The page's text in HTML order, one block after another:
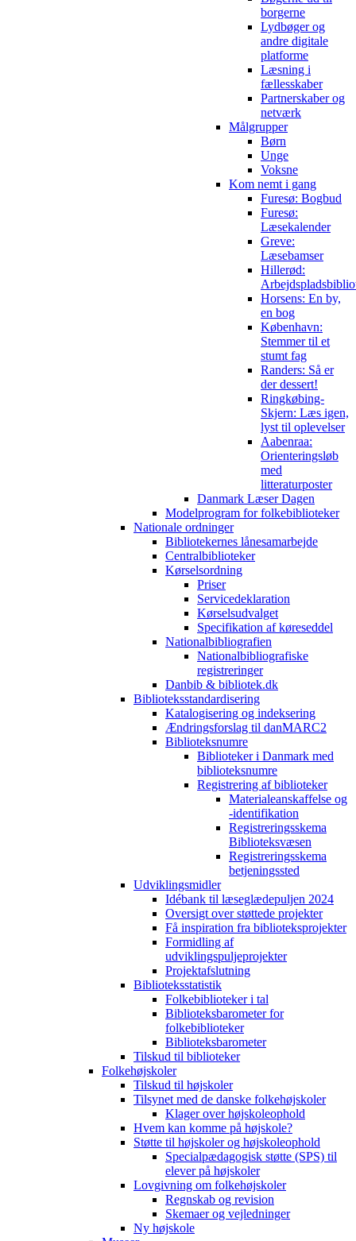
borgerne
Lydbøger og
andre digitale
platforme
Læsning i
fællesskaber
Partnerskaber og
netværk
Målgrupper
Børn
Unge
Voksne
Kom nemt i gang
Furesø: Bogbud
Furesø:
Læsekalender
Greve:
Læsebamser
Hillerød:
Horsens: En by,
en bog
København:
Stemmer til et
stumt fag
Randers: Så er
der dessert!
Ringkøbing-
Skjern: Læs igen,
lyst til oplevelser
Aabenraa:
Orienteringsløb
med
litteraturposter
Danmark Læser Dagen
Modelprogram for folkebiblioteker
Nationale ordninger
Bibliotekernes lånesamarbejde
Centralbiblioteker
Kørselsordning
Priser
Servicedeklaration
Kørselsudvalget
Specifikation af køreseddel
Nationalbibliografien
Nationalbibliografiske
registreringer
Danbib & bibliotek.dk
Biblioteksstandardisering
Katalogisering og indeksering
Ændringsforslag til danMARC2
Biblioteksnumre
Biblioteker i Danmark med
biblioteksnumre
Registrering af biblioteker
Materialeanskaffelse og
-identifikation
Registreringsskema
Biblioteksvæsen
Registreringsskema
betjeningssted
Udviklingsmidler
Idébank til læseglædepuljen 2024
Oversigt over støttede projekter
Få inspiration fra biblioteksprojekter
Formidling af
udviklingspuljeprojekter
Projektafslutning
Biblioteksstatistik
Folkebiblioteker i tal
Biblioteksbarometer for
folkebiblioteker
Biblioteksbarometer
Tilskud til biblioteker
Folkehøjskoler
Tilskud til højskoler
Tilsynet med de danske folkehøjskoler
Klager over højskoleophold
Hvem kan komme på højskole?
Støtte til højskoler og højskoleophold
Specialpædagogisk støtte (SPS) til
elever på højskoler
Lovgivning om folkehøjskoler
Regnskab og revision
Skemaer og vejledninger
Ny højskole